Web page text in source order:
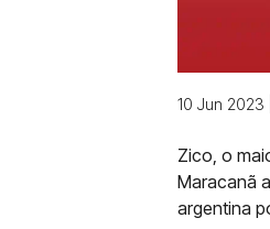
10 Jun 2023 |
Zico, o
Maracanã
argentina